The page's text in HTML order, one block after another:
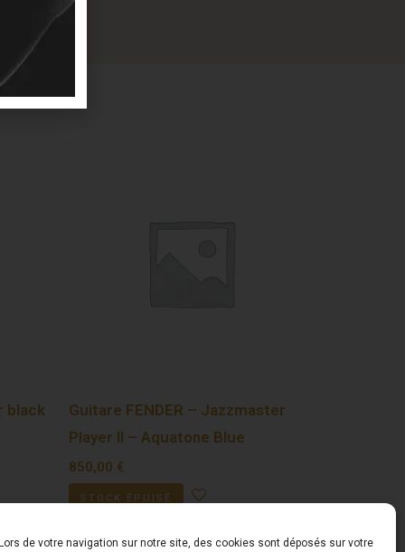
de votre navigation sur notre site, des cookies sont déposés sur votre
black
Guitare FENDER – Jazzmaster
Player II – Aquatone Blue
850,00 €
STOCK ÉPUISÉ